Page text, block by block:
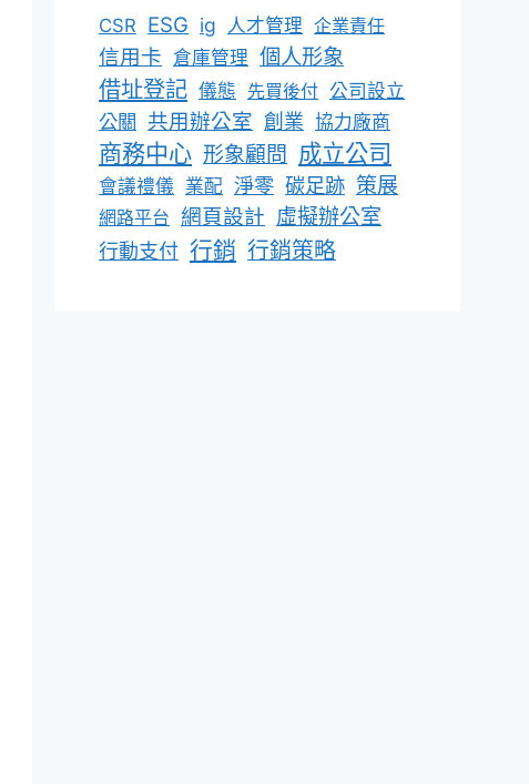
CSR ESG ig 人才管理 企業責任
信用卡 倉庫管理 個人形象
借址登記 儀態 先買後付 公司設立
公關 共用辦公室 創業 協力廠商
商務中心 形象顧問 成立公司
會議禮儀 業配 淨零 碳足跡 策展
網路平台 網頁設計 虛擬辦公室
行動支付 行銷 行銷策略